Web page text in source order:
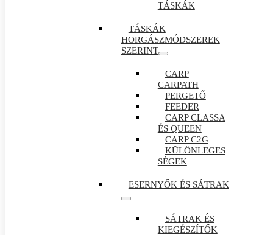
TÁSKÁK
TÁSKÁK
HORGÁSZMÓDSZEREK
SZERINT
CARP
CARPATH
PERGETŐ
FEEDER
CARP CLASSA
ÉS QUEEN
CARP C2G
KÜLÖNLEGES
SÉGEK
ESERNYŐK ÉS SÁTRAK
SÁTRAK ÉS
KIEGÉSZÍTŐK